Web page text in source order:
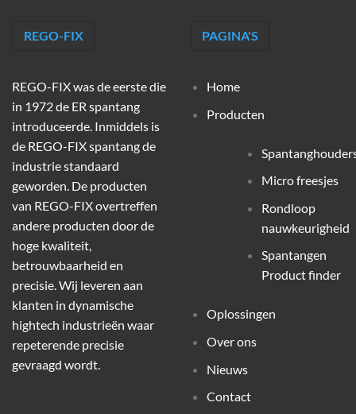
REGO-FIX
REGO-FIX was de eerste die
in 1972 de ER spantang
introduceerde. Inmiddels is
de REGO-FIX spantang de
industrie standaard
geworden. De producten
van REGO-FIX overtreffen
andere producten door de
hoge kwaliteit,
betrouwbaarheid en
precisie. Wij leveren aan
klanten in dynamische
hightech industrieën waar
repeterende precisie
gevraagd wordt.
PAGINA'S
Home
Producten
Micro freesjes
Rondloop
nauwkeurigheid
Spantangen
Product finder
Oplossingen
Over ons
Nieuws
Contact